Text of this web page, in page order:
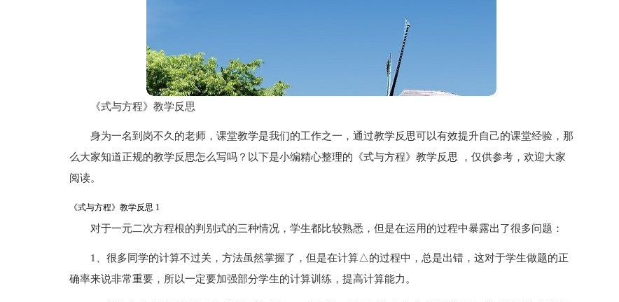
《式与方程》教学反思
身为一名到岗不久的老师，课堂教学是我们的工作之一，通过教学反思可以有效提升自己的课堂经验，那
么大家知道正规的教学反思怎么写吗？以下是小编精心整理的《式与方程》教学反思 ，仅供参考，欢迎大家
阅读。
《式与方程》教学反思 1
对于一元二次方程根的判别式的三种情况，学生都比较熟悉，但是在运用的过程中暴露出了很多问题：
1、很多同学的计算不过关，方法虽然掌握了，但是在计算△的过程中，总是出错，这对于学生做题的正
确率来说非常重要，所以一定要加强部分学生的计算训练，提高计算能力。